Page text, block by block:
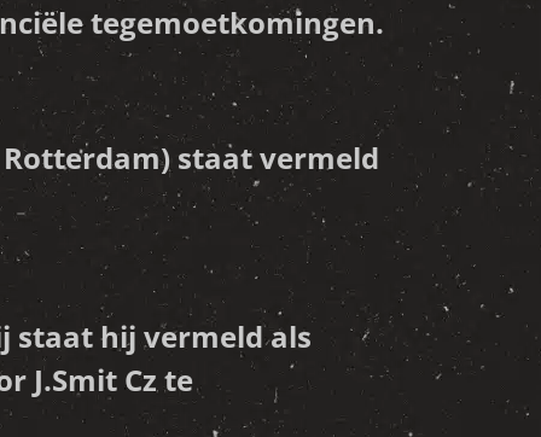
tegemoetkomingen.
staat vermeld
staat hij vermeld als
J.Smit Cz te